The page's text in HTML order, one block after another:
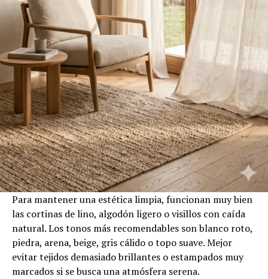
Para mantener una estética limpia, funcionan muy bien
las cortinas de lino, algodón ligero o visillos con caída
natural. Los tonos más recomendables son blanco roto,
piedra, arena, beige, gris cálido o topo suave. Mejor
evitar tejidos demasiado brillantes o estampados muy
marcados si se busca una atmósfera serena.